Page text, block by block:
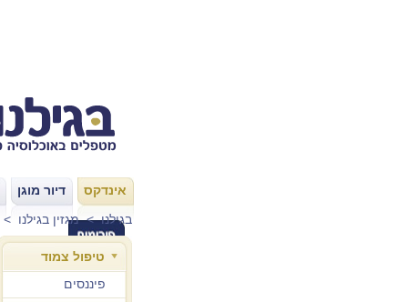
אינדקס דיור מוגן
בגילנו>מגזין בגילנו >
טיפול צמוד
פיננסים